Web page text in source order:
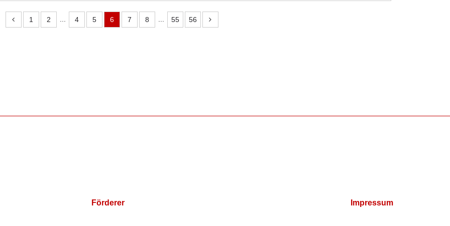
1 2 4 5 6 7 8 55 56
Förderer Impressum